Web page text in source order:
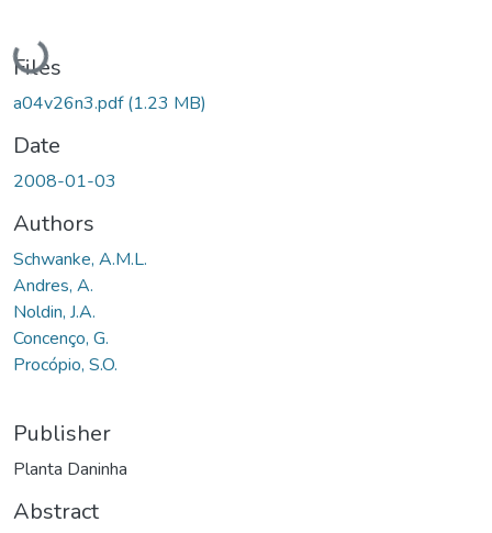
Loading...
Files
a04v26n3.pdf(1.23 MB)
Date
2008-01-03
Authors
Schwanke, A.M.L.
Andres, A.
Noldin, J.A.
Concenço, G.
Procópio, S.O.
Publisher
Planta Daninha
Abstract